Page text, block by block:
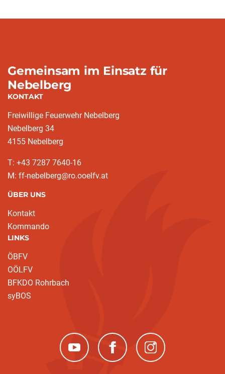
Gemeinsam im Einsatz für
Nebelberg
KONTAKT
Freiwillige Feuerwehr Nebelberg
Nebelberg 34
4155 Nebelberg
T: +43 7287 7640-16
M: ff-nebelberg@ro.ooelfv.at
ÜBER UNS
Kontakt
Kommando
LINKS
ÖBFV
OÖLFV
BFKDO Rohrbach
syBOS
(neues Fenster)(neues Fenster)(neues Fenster)